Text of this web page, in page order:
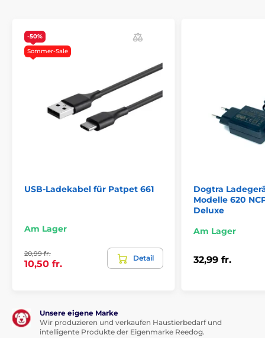
-50%
Sommer-Sale
USB-Ladekabel für Patpet 661
Am Lager
20,99 fr.
10,50 fr.
Detail
Dogtra
Modelle 620
Deluxe
Am Lager
32,99 fr.
Unsere eigene Marke
Wir produzieren und verkaufen Haustierbedarf und
intelligente Produkte der Eigenmarke Reedog.